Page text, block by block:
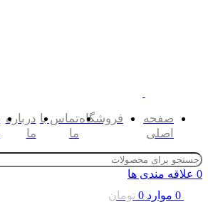
صفحه
اصلی
فروشگاهتماس با
ما
درباره
ما
0 علاقه مندی ها
0 موارد 0 تومان